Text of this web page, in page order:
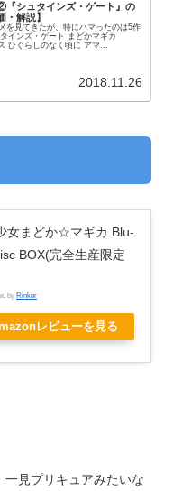
『シュタインズ・ゲート』の
・解説】
を見てきたが、特にハマったのは5作
インズ・ゲート まどかマギカ
ひぐらしのなく頃に アマ...
2018.11.26
女まどか☆マギカ Blu-
BOX(完全生産限定
by Rinker
レビューを見る
見プリキュアみたいな